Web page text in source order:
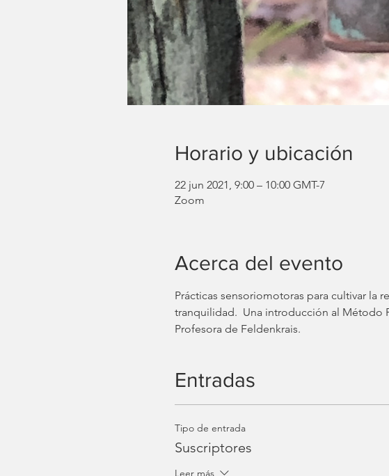
Horario y ubicación
22 jun 2021, 9:00 – 10:00 GMT-7
Zoom
Acerca del evento
Prácticas sensoriomotoras para cultivar la
tranquilidad.  Una introducción al Método
Profesora de Feldenkrais.
Entradas
Tipo de entrada
Suscriptores
Leer más